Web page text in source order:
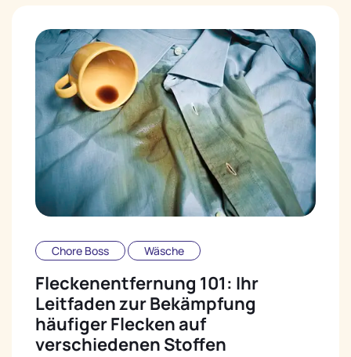
Chore Boss Wäsche
Fleckenentfernung 101: Ihr
Leitfaden zur Bekämpfung
häufiger Flecken auf
verschiedenen Stoffen